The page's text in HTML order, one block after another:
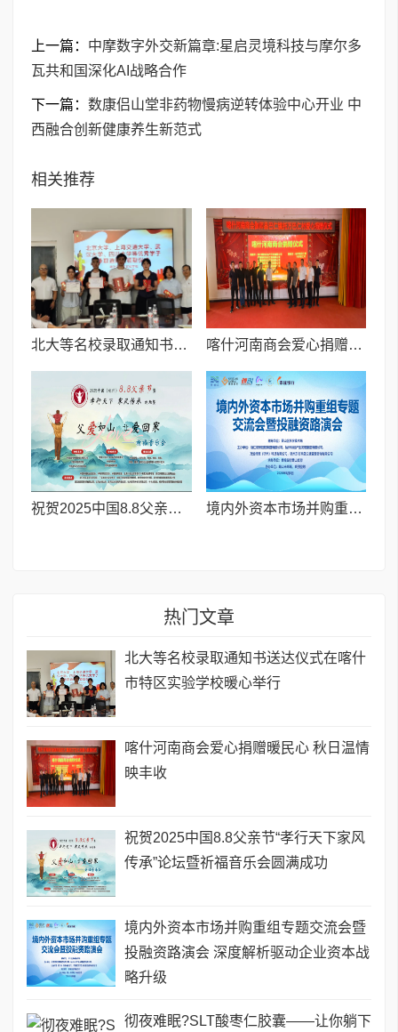
上一篇： 中摩数字外交新篇章:星启灵境科技与摩尔多
瓦共和国深化AI战略合作
下一篇： 数康侣山堂非药物慢病逆转体验中心开业 中
西融合创新健康养生新范式
相关推荐
北大等名校录取通知书送达仪式在喀什市特区实验学校暖心举行 喀什河南商会爱心捐赠暖民心 秋日温情映丰收
祝贺2025中国8.8父亲节“孝行天下家风传承”论坛暨祈福音乐会圆满成功 境内外资本市场并购重组专题交流会暨投融资路演会 深度解析驱动企业资本战略升级
热门文章
北大等名校录取通知书送达仪式在喀什
市特区实验学校暖心举行
喀什河南商会爱心捐赠暖民心 秋日温情
映丰收
祝贺2025中国8.8父亲节“孝行天下家风
传承”论坛暨祈福音乐会圆满成功
境内外资本市场并购重组专题交流会暨
投融资路演会 深度解析驱动企业资本战
略升级
彻夜难眠?SLT酸枣仁胶囊——让你躺下